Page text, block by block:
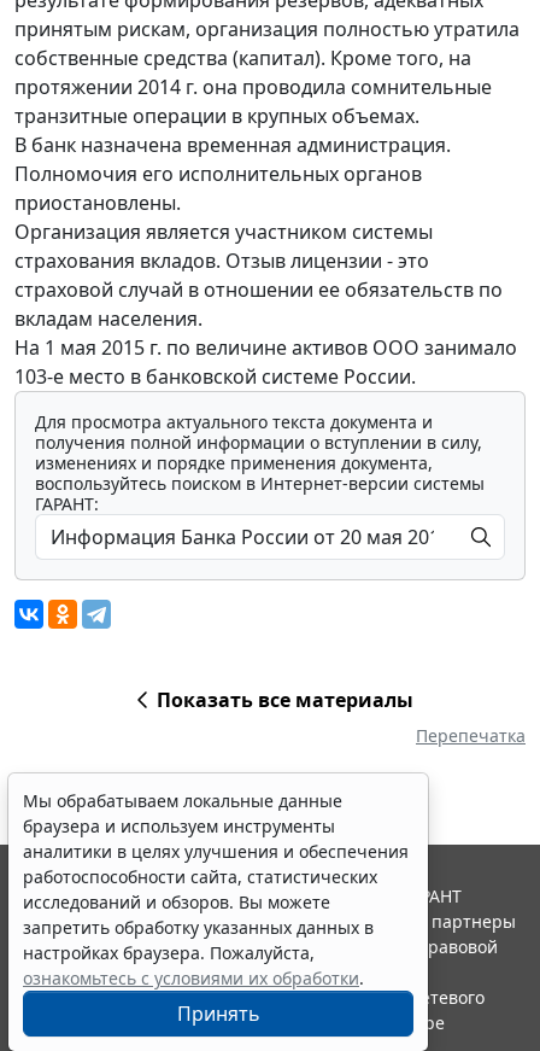
принятым рискам, организация полностью утратила
собственные средства (капитал). Кроме того, на
протяжении 2014 г. она проводила сомнительные
транзитные операции в крупных объемах.
В банк назначена временная администрация.
Полномочия его исполнительных органов
приостановлены.
Организация является участником системы
страхования вкладов. Отзыв лицензии - это
страховой случай в отношении ее обязательств по
вкладам населения.
На 1 мая 2015 г. по величине активов ООО занимало
103-е место в банковской системе России.
Для просмотра актуального текста документа и
получения полной информации о вступлении в силу,
изменениях и порядке применения документа,
воспользуйтесь поиском в Интернет-версии системы
ГАРАНТ:
Показать все материалы
Перепечатка
Мы обрабатываем локальные данные
браузера и используем инструменты
аналитики в целях улучшения и обеспечения
работоспособности сайта, статистических
исследований и обзоров. Вы можете
запретить обработку указанных данных в
настройках браузера. Пожалуйста,
ознакомьтесь с условиями их обработки.
Принять
© ООО "НПП "ГАРАНТ-СЕРВИС", 2026. Система ГАРАНТ
выпускается с 1990 года. Компания "Гарант" и ее партнеры
являются участниками Российской ассоциации правовой
информации ГАРАНТ.
Портал ГАРАНТ.РУ зарегистрирован в качестве сетевого
издания Федеральной службой по надзору в сфере